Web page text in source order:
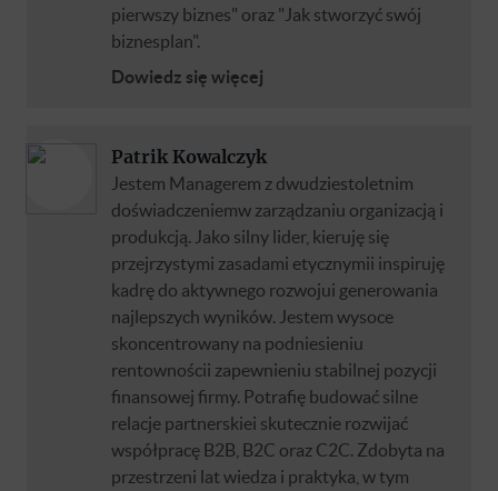
pierwszy biznes" oraz "Jak stworzyć swój
biznesplan".
Dowiedz się więcej
Patrik Kowalczyk
Jestem Managerem z dwudziestoletnim
doświadczeniemw zarządzaniu organizacją i
produkcją. Jako silny lider, kieruję się
przejrzystymi zasadami etycznymii inspiruję
kadrę do aktywnego rozwojui generowania
najlepszych wyników. Jestem wysoce
skoncentrowany na podniesieniu
rentownościi zapewnieniu stabilnej pozycji
finansowej firmy. Potrafię budować silne
relacje partnerskiei skutecznie rozwijać
współpracę B2B, B2C oraz C2C. Zdobyta na
przestrzeni lat wiedza i praktyka, w tym